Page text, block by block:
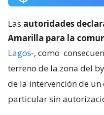
Las autoridades
Amarilla para la
Lagos-, como
terreno de la zona del
de la intervención de
particular sin